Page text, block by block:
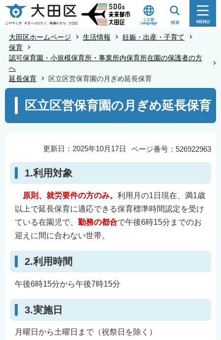
こ
の
先
大田区ホームページ 生活情報
妊娠・出産・子育て
保育
認可保育園・小規模保育所・事業所内保育所在園の保護者の方
へ
延長保育
区立区営保育園の月ぎめ延長保育
こ
ら
区立区営保育園の月ぎめ延長保育
ページ番号：526922963
更新日：2025年10月17日
1.利用対象
原則、就労要件の方のみ。 利用月の1日現在、満1歳
以上で延長保育に適応できる保育標準時間認定を受け
ている在園児で、 勤務の都合で午後6時15分までのお
迎えに間に合わない世帯。
2.利用時間
午後6時15分から午後7時15分
3.実施日
月曜日から土曜日まで（祝祭日を除く）